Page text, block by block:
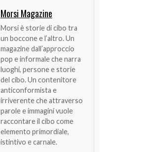
Morsi Magazine
Morsi è storie di cibo tra
un boccone e l’altro. Un
magazine dall’approccio
pop e informale che narra
luoghi, persone e storie
del cibo. Un contenitore
anticonformista e
irriverente che attraverso
parole e immagini vuole
raccontare il cibo come
elemento primordiale,
istintivo e carnale.